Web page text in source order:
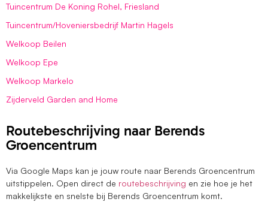
Tuincentrum De Koning Rohel, Friesland
Tuincentrum/Hoveniersbedrijf Martin Hagels
Welkoop Beilen
Welkoop Epe
Welkoop Markelo
Zijderveld Garden and Home
Routebeschrijving naar Berends
Groencentrum
Via Google Maps kan je jouw route naar Berends Groencentrum
uitstippelen. Open direct de routebeschrijving en zie hoe je het
makkelijkste en snelste bij Berends Groencentrum komt.